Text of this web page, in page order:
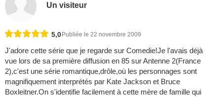
Un visiteur
5,0Publiée le 22 novembre 2009
J'adore cette série que je regarde sur Comedie!Je l'avais déjà
vue lors de sa première diffusion en 85 sur Antenne 2(France
2),c'est une série romantique,drôle,où les personnages sont
magnifiquement interprétés par Kate Jackson et Bruce
Boxleitner.On s'identifie facilement à cette mère de famille qui